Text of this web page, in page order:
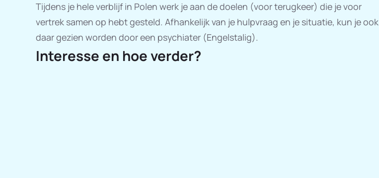
Tijdens je hele verblijf in Polen werk je aan de doelen (voor terugkeer) die je voor
vertrek samen op hebt gesteld. Afhankelijk van je hulpvraag en je situatie, kun je ook
daar gezien worden door een psychiater (Engelstalig).
Interesse en hoe verder?